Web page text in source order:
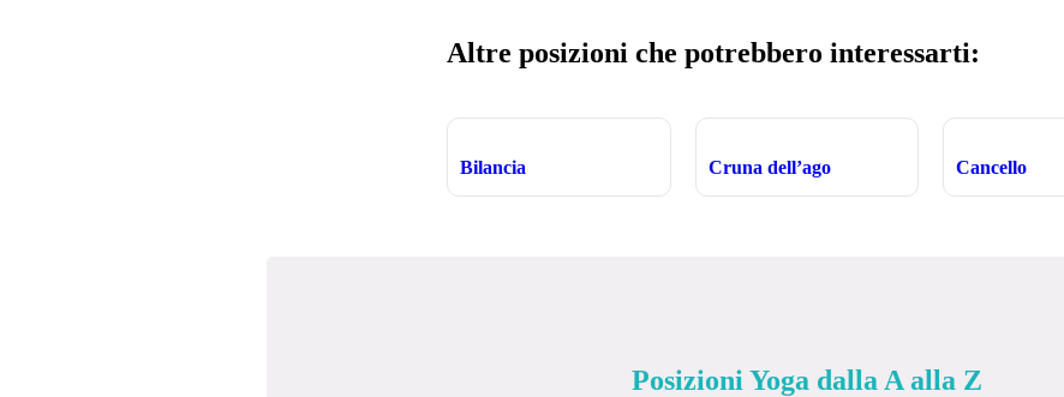
Altre posizioni che potrebbero interessarti:
Bilancia Cruna dell’ago Cancello
Posizioni Yoga dalla A alla Z